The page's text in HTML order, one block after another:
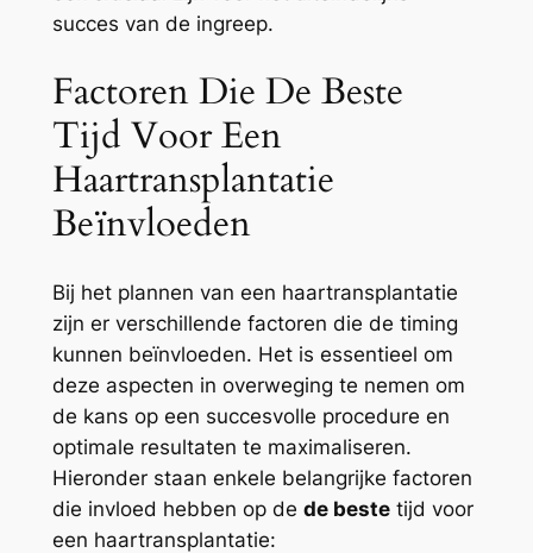
succes van de ingreep.
Factoren Die De Beste
Tijd Voor Een
Haartransplantatie
Beïnvloeden
Bij het plannen van een haartransplantatie
zijn er verschillende factoren die de timing
kunnen beïnvloeden. Het is essentieel om
deze aspecten in overweging te nemen om
de kans op een succesvolle procedure en
optimale resultaten te maximaliseren.
Hieronder staan enkele belangrijke factoren
die invloed hebben op de de bestetijd voor
een haartransplantatie: